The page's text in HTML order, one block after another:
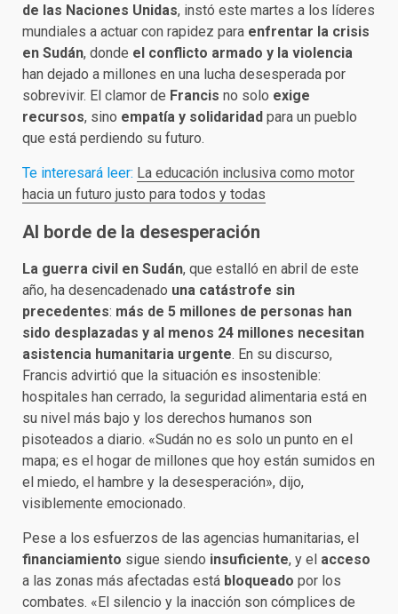
de las Naciones Unidas, instó este martes a los líderes
mundiales a actuar con rapidez para enfrentar la crisis
en Sudán, donde el conflicto armado y la violencia
han dejado a millones en una lucha desesperada por
sobrevivir. El clamor de Francis no solo exige
recursos, sino empatía y solidaridad para un pueblo
que está perdiendo su futuro.
Te interesará leer: La educación inclusiva como motor
hacia un futuro justo para todos y todas
Al borde de la desesperación
La guerra civil en Sudán, que estalló en abril de este
año, ha desencadenado una catástrofe sin
precedentes: más de 5 millones de personas han
sido desplazadas y al menos 24 millones necesitan
asistencia humanitaria urgente. En su discurso,
Francis advirtió que la situación es insostenible:
hospitales han cerrado, la seguridad alimentaria está en
su nivel más bajo y los derechos humanos son
pisoteados a diario. «Sudán no es solo un punto en el
mapa; es el hogar de millones que hoy están sumidos en
el miedo, el hambre y la desesperación», dijo,
visiblemente emocionado.
Pese a los esfuerzos de las agencias humanitarias, el
financiamiento sigue siendo insuficiente, y el acceso
a las zonas más afectadas está bloqueado por los
combates. «El silencio y la inacción son cómplices de